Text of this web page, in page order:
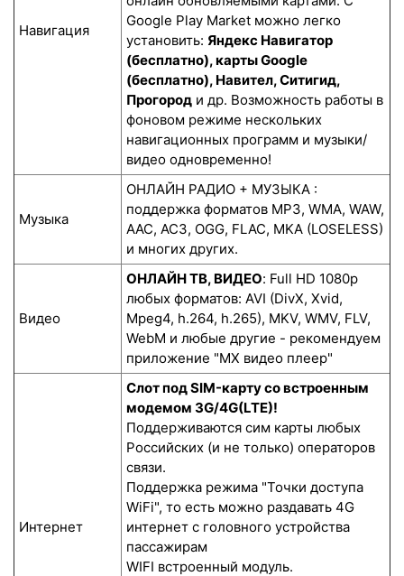
Навигация
Google Play Market можно легко
установить: Яндекс Навигатор
(бесплатно), карты Google
(бесплатно), Навител, Ситигид,
Прогород и др. Возможность работы в
фоновом режиме нескольких
навигационных программ и музыки/
видео одновременно!
Музыка
ОНЛАЙН РАДИО + МУЗЫКА :
поддержка форматов MP3, WMA, WAW,
AAC, AC3, OGG, FLAC, MKA (LOSELESS)
и многих других.
Видео
ОНЛАЙН ТВ, ВИДЕО: Full HD 1080p
любых форматов: AVI (DivX, Xvid,
Mpeg4, h.264, h.265), MKV, WMV, FLV,
WebM и любые другие - рекомендуем
приложение "MX видео плеер"
Интернет
Слот под SIM-карту со встроенным
модемом 3G/4G(LTE)!
Поддерживаются сим карты любых
Российских (и не только) операторов
связи.
Поддержка режима "Точки доступа
WiFi", то есть можно раздавать 4G
интернет с головного устройства
пассажирам
WIFI встроенный модуль.